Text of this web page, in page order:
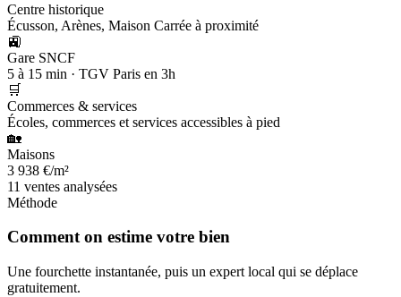
Centre historique
Écusson, Arènes, Maison Carrée à proximité
🚉
Gare SNCF
5 à 15 min · TGV Paris en 3h
🛒
Commerces & services
Écoles, commerces et services accessibles à pied
🏡
Maisons
3 938 €/m²
11 ventes analysées
Méthode
Comment on estime votre bien
Une fourchette instantanée, puis un expert local qui se déplace
gratuitement.